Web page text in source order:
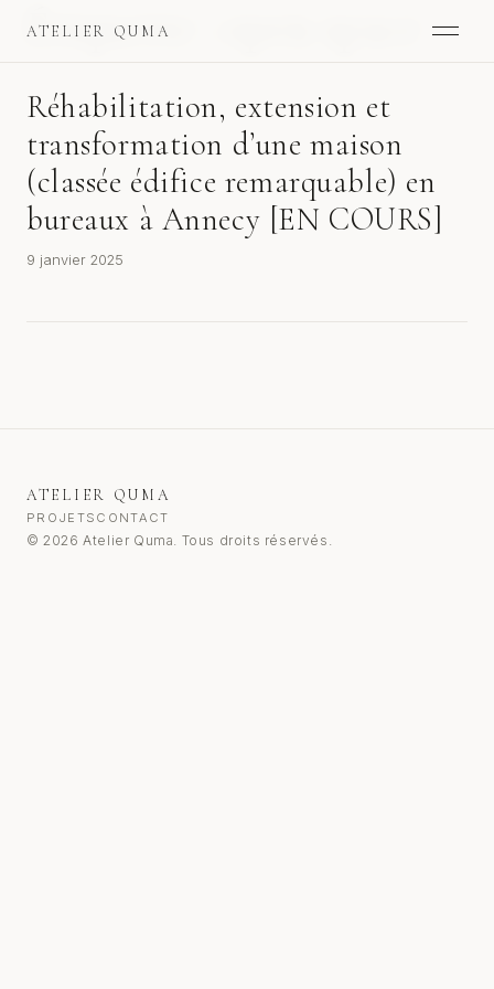
ATELIER QUMA
Étiquette :
Réhabilitation, extension et
transformation d’une maison
(classée édifice remarquable) en
bureaux à Annecy [EN COURS]
9 janvier 2025
ATELIER QUMA
PROJETS CONTACT
© 2026 Atelier Quma. Tous droits réservés.